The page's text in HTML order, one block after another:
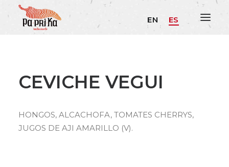
EN ES
CEVICHE VEGUI
HONGOS, ALCACHOFA, TOMATES CHERRYS,
JUGOS DE AJI AMARILLO (V).